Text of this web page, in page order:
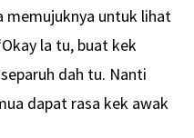
memujuknya untuk lihat
la tu, buat kek
dah tu. Nanti
dapat rasa kek awak